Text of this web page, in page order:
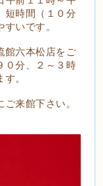
短時間（１０分
いです。
館六本松店をご
０分、２～３時
。
ご来館下さい。